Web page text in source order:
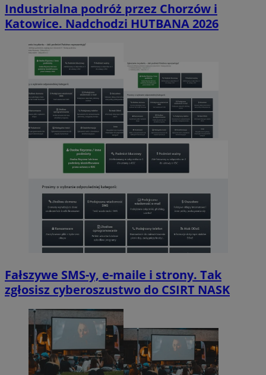
Industrialna podróż przez Chorzów i
Katowice. Nadchodzi HUTBANA 2026
Fałszywe SMS-y, e-maile i strony. Tak
zgłosisz cyberoszustwo do CSIRT NASK